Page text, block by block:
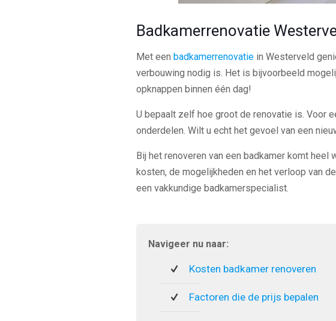
Badkamerrenovatie
Met een badkamerrenovatie in Westerveld
verbouwing nodig is. Het is bijvoorbeeld
opknappen binnen één dag!
U bepaalt zelf hoe groot de renovatie is. Voor
onderdelen. Wilt u echt het gevoel van een
Bij het renoveren van een badkamer komt
kosten, de mogelijkheden en het verloop van
een vakkundige badkamerspecialist.
Navigeer nu naar:
Kosten badkamer renoveren
Factoren die de prijs bepalen